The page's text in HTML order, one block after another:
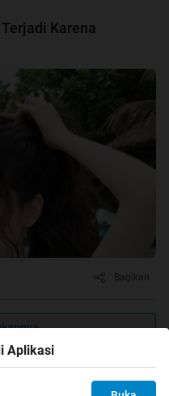
Karena
Bagikan
Aplikasi